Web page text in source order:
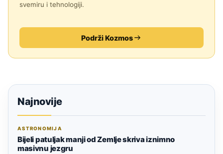
svemiru i tehnologiji.
Podrži Kozmos
Najnovije
ASTRONOMIJA
Bijeli patuljak manji od Zemlje skriva iznimno
masivnu jezgru